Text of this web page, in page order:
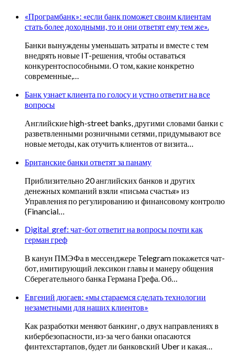
«Програмбанк»: «если банк поможет своим клиентам
стать более доходными, то и они ответят ему тем же».
Банки вынуждены уменьшать затраты и вместе с тем
внедрять новые IT-решения, чтобы оставаться
конкурентоспособными. О том, какие конкретно
современные,…
Банк узнает клиента по голосу и устно ответит на все
вопросы
Английские high-street banks, другими словами банки с
разветвленными розничными сетями, придумывают все
новые методы, как отучить клиентов от визита…
Британские банки ответят за панаму
Приблизительно 20 английских банков и других
денежных компаний взяли «письма счастья» из
Управления по регулированию и финансовому контролю
(Financial…
Digital_gref: чат-бот ответит на вопросы почти как
герман греф
В канун ПМЭФа в мессенджере Telegram покажется чат-
бот, имитирующий лексикон главы и манеру общения
Сберегательного банка Германа Грефа. Об…
Евгений дюгаев: «мы стараемся сделать технологии
незаметными для наших клиентов»
Как разработки меняют банкинг, о двух направлениях в
кибербезопасности, из-за чего банки опасаются
финтехстартапов, будет ли банковский Uber и какая…